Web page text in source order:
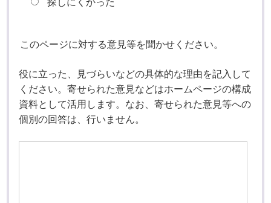
探しにくかった
このページに対する意見等を聞かせください。
役に立った、見づらいなどの具体的な理由を記入して
ください。寄せられた意見などはホームページの構成
資料として活用します。なお、寄せられた意見等への
個別の回答は、行いません。